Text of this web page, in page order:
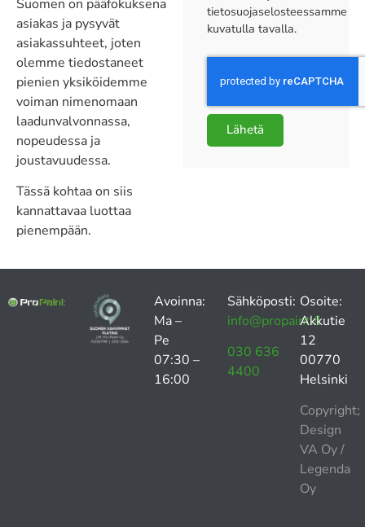
Suomen on pääfokuksena
asiakas ja pysyvät
asiakassuhteet, joten
olemme tiedostaneet
pienien yksiköidemme
voiman nimenomaan
laadunvalvonnassa,
nopeudessa ja
joustavuudessa.
Tässä kohtaa on siis
kannattavaa luottaa
pienempään.
tietosuojaselosteessamme
kuvatulla tavalla.
Lähetä
Avoinna:
Ma –
Pe
07:30 –
16:00
Sähköposti:
info@propaint.fi
030 636
4400
Osoite:
Akkutie
12
00770
Helsinki
Copyright;
Design
VA Oy/
Legenda
Oy